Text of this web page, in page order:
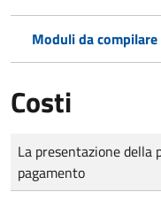
Moduli da
Costi
Tipo di pagamento
Importo
La presentazione della
pagamento